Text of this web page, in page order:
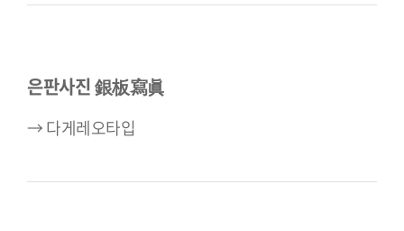
은판사진 銀板寫眞
→ 다게레오타입